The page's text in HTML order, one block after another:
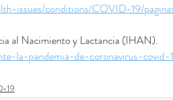
issues/conditions/COVID-19/
al Nacimiento y Lactancia (IHAN).
la-pandemia-de-coronavirus-covid-
19